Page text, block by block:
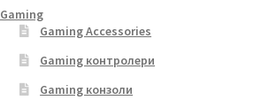
Gaming
Gaming Accessories
Gaming контролери
Gaming конзоли